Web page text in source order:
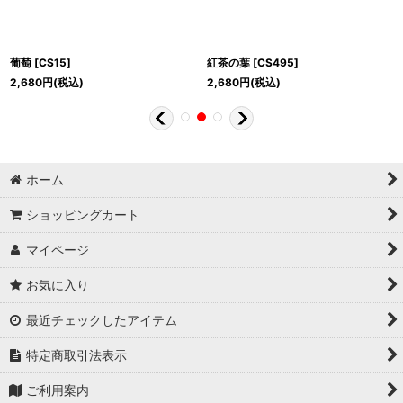
葡萄 [CS15]
2,680円(税込)
紅茶の葉 [CS495]
2,680円(税込)
ホーム
ショッピングカート
マイページ
お気に入り
最近チェックしたアイテム
特定商取引法表示
ご利用案内